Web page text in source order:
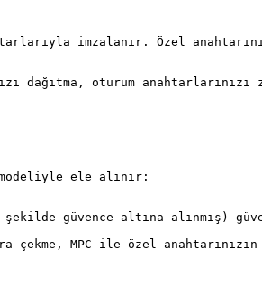
imzalanır. Özel
dağıtma, oturum
ele alınır:
güvence altına alınmış)
MPC ile özel